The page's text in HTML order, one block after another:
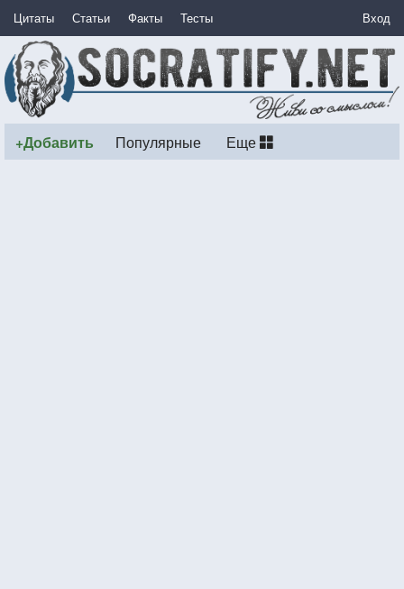
Цитаты Статьи Факты Тесты Вход
+Добавить Популярные Еще